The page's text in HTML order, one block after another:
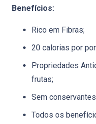
Benefícios:
Rico em Fibras;
20 calorias por
Propriedades
frutas;
Sem
Todos os